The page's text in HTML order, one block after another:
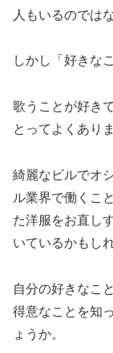
人もいるのでは
しかし「好きな
歌うことが好き
とってよくあり
綺麗なビルでオ
ル業界で働くこ
た洋服をお直し
いているかもし
自分の好きなこ
得意なことを知
ょうか。